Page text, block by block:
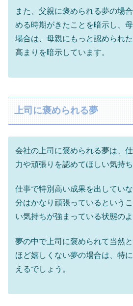
また、父親に褒められる夢の場
める時期がきたことを暗示し、
場合は、母親にもっと認められ
高まりを暗示しています。
上司に褒められる夢
会社の上司に褒められる夢は、
力や頑張りを認めてほしい気持
仕事で特別高い成果を出してい
分はかなり頑張っているという
い気持ちが強まっている状態のよ
夢の中で上司に褒められて当然
ほど嬉しくない夢の場合は、特
えるでしょう。